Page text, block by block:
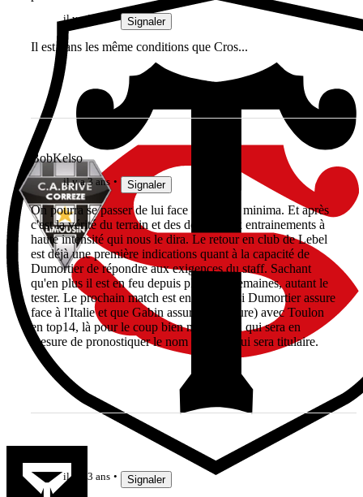
il y a 3 ans Signaler
Il est dans les même conditions que Cros...
BobKelso
il y a 3 ans Signaler
On pourra se passer de lui face à l'Italie à minima. Et après
c'est la vérité du terrain et des des fameux entrainements à
haute intensité qui nous le dira. Le retour en club de Lebel
est déjà une première indications quant à la capacité de
Dumortier de répondre aux exigences du staff. Sachant
qu'en plus il est en feu depuis plusieurs semaines, autant le
tester. Le prochain match est en Irlande, si Dumortier assure
face à l'Italie et que Gabin assure (et rassure) avec Toulon
en top14, là pour le coup bien malin celui qui sera en
mesure de pronostiquer le nom de celui qui sera titulaire.
il y a 3 ans Signaler